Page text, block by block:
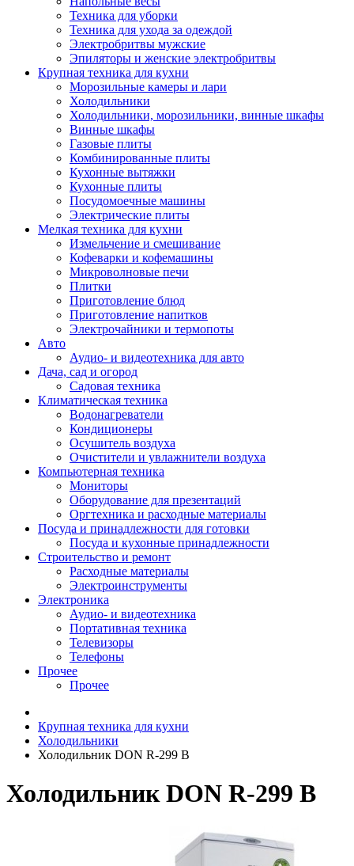
Техника для уборки
Техника для ухода за одеждой
Электробритвы мужские
Эпиляторы и женские электробритвы
Крупная техника для кухни
Морозильные камеры и лари
Холодильники
Холодильники, морозильники, винные шкафы
Винные шкафы
Газовые плиты
Комбинированные плиты
Кухонные вытяжки
Кухонные плиты
Посудомоечные машины
Электрические плиты
Мелкая техника для кухни
Измельчение и смешивание
Кофеварки и кофемашины
Микроволновые печи
Плитки
Приготовление блюд
Приготовление напитков
Электрочайники и термопоты
Авто
Аудио- и видеотехника для авто
Дача, сад и огород
Садовая техника
Климатическая техника
Водонагреватели
Кондиционеры
Осушитель воздуха
Очистители и увлажнители воздуха
Компьютерная техника
Мониторы
Оборудование для презентаций
Оргтехника и расходные материалы
Посуда и принадлежности для готовки
Посуда и кухонные принадлежности
Строительство и ремонт
Расходные материалы
Электроинструменты
Электроника
Аудио- и видеотехника
Портативная техника
Телевизоры
Телефоны
Прочее
Прочее
Крупная техника для кухни
Холодильники
Холодильник DON R-299 B
Холодильник DON R-299 B